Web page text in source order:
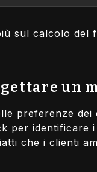
sul calcolo del
un
preferenze
per identificare
che i clienti